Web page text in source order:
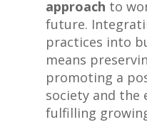
approach to
future.
practices into
means
promoting a
society and the
fulfilling